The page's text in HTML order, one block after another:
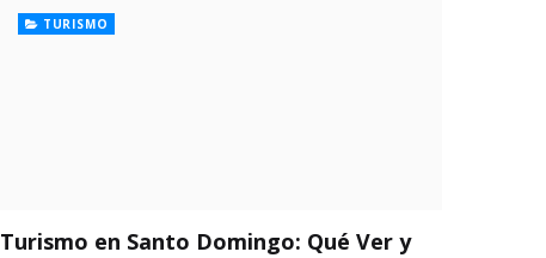
TURISMO
Turismo en Santo Domingo: Qué Ver y